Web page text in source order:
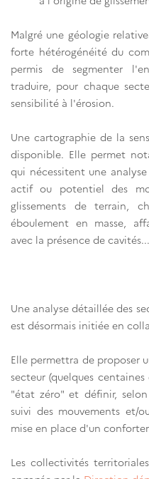
Malgré une géologie
forte hétérogénéité du
permis de segmenter
traduire, pour chaque
sensibilité à l'érosion.
Une cartographie de la
disponible. Elle permet
qui nécessitent une
actif ou potentiel des
glissements de terrain,
éboulement en masse,
avec la présence de cavités...
Une analyse détaillée des
est désormais initiée en
Elle permettra de proposer
secteur (quelques
"état zéro" et définir,
suivi des mouvements et/
mise en place d'un
Les collectivités